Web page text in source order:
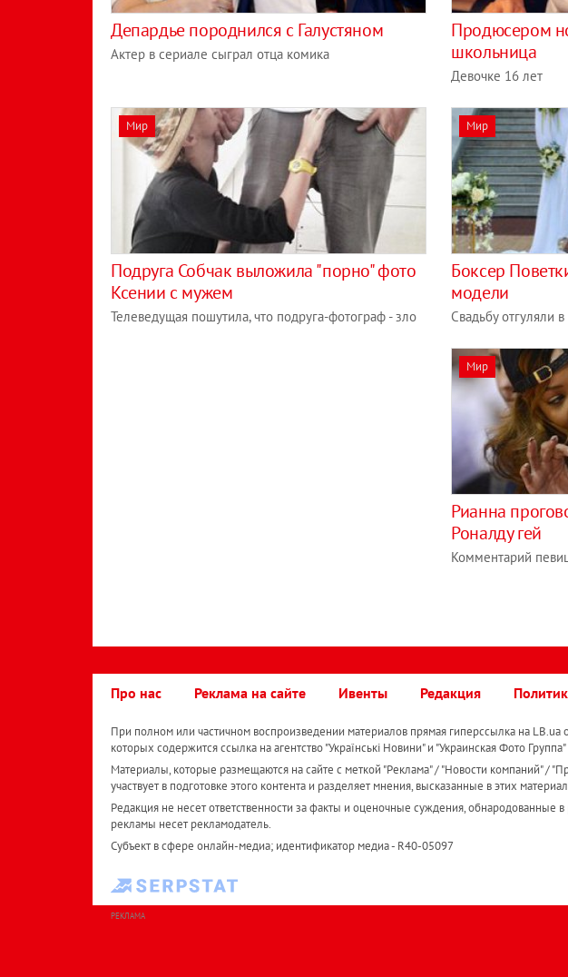
Депардье породнился с Галустяном
Актер в сериале сыграл отца комика
Продюсером
школьница
Девочке 16 лет
Мир
Подруга Собчак выложила "порно" фото
Ксении с мужем
Телеведущая пошутила, что подруга-фотограф - зло
Мир
Боксер
модели
Свадьбу отгуляли
Мир
Рианна
Роналду гей
Комментарий
Про нас Реклама на сайте Ивенты Редакция
При полном или частичном воспроизведении материалов прямая гиперссылка на
которых содержится ссылка на агентство "Українськi Новини" и "Украинская Фото
Материалы, которые размещаются на сайте с меткой "Реклама" / "Новости компаний" /
участвует в подготовке этого контента и разделяет мнения, высказанные в этих
Редакция не несет ответственности за факты и оценочные суждения, обнародованные
рекламы несет рекламодатель.
Субъект в сфере онлайн-медиа; идентификатор медиа - R40-05097
РЕКЛАМА